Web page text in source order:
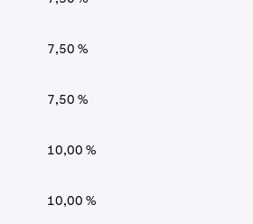
7,50 %
7,50 %
10,00 %
10,00 %